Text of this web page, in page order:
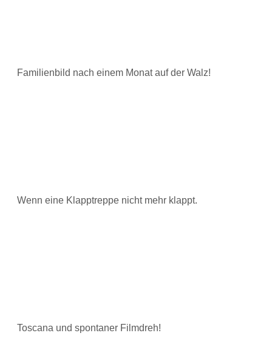
Familienbild nach einem Monat auf der Walz!
Wenn eine Klapptreppe nicht mehr klappt.
Toscana und spontaner Filmdreh!